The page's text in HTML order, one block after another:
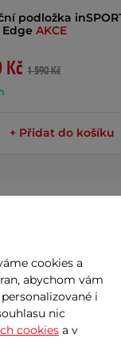
podložka
AKCE
Kč 1 590 Kč
+ Přidat do košíku
cookies a
abychom vám
i
nic
cookies a v